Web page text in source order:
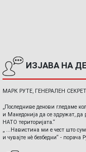
ИЗЈАВА НА
МАРК РУТЕ, ГЕНЕРАЛЕН
„Последниве денови гледаме
и Македонија да се здружат, да
НАТО територијата.“
„ ...Навистина ми е чест што
и чувајте нè безбедни“ - порача